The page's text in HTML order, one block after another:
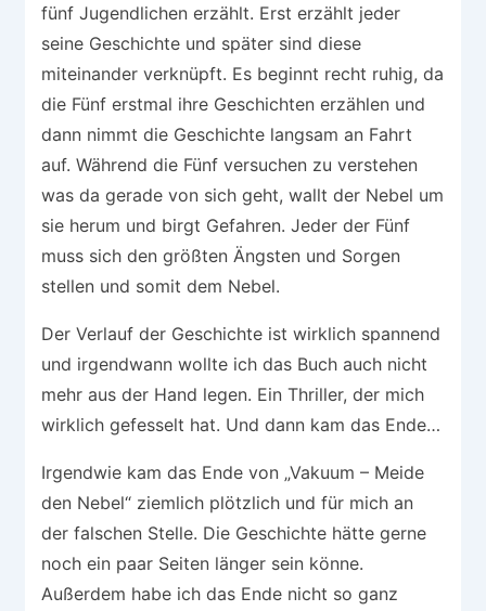
fünf Jugendlichen erzählt. Erst erzählt jeder
seine Geschichte und später sind diese
miteinander verknüpft. Es beginnt recht ruhig, da
die Fünf erstmal ihre Geschichten erzählen und
dann nimmt die Geschichte langsam an Fahrt
auf. Während die Fünf versuchen zu verstehen
was da gerade von sich geht, wallt der Nebel um
sie herum und birgt Gefahren. Jeder der Fünf
muss sich den größten Ängsten und Sorgen
stellen und somit dem Nebel.
Der Verlauf der Geschichte ist wirklich spannend
und irgendwann wollte ich das Buch auch nicht
mehr aus der Hand legen. Ein Thriller, der mich
wirklich gefesselt hat. Und dann kam das Ende…
Irgendwie kam das Ende von „Vakuum – Meide
den Nebel“ ziemlich plötzlich und für mich an
der falschen Stelle. Die Geschichte hätte gerne
noch ein paar Seiten länger sein könne.
Außerdem habe ich das Ende nicht so ganz